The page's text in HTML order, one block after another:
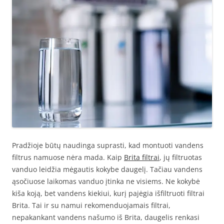
Pradžioje būtų naudinga suprasti, kad montuoti vandens
filtrus namuose nėra mada. Kaip Brita filtrai, jų filtruotas
vanduo leidžia mėgautis kokybe daugelį. Tačiau vandens
ąsočiuose laikomas vanduo įtinka ne visiems. Ne kokybė
kiša koją, bet vandens kiekiui, kurį pajėgia išfiltruoti filtrai
Brita. Tai ir su namui rekomenduojamais filtrai,
nepakankant vandens našumo iš Brita, daugelis renkasi